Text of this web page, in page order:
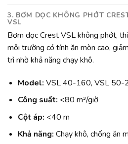
3. BƠM DỌC KHÔNG PHỚT
VSL
Bơm dọc Crest VSL không phớt,
môi trường có tính ăn mòn cao,
trì nhờ khả năng chạy khô.
Model: VSL 40-160, VSL 50-
Công suất: <80 m³/giờ
Cột áp: <40 m
Khả năng: Chạy khô, chống ăn